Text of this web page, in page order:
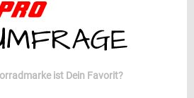
ist Dein Favorit?